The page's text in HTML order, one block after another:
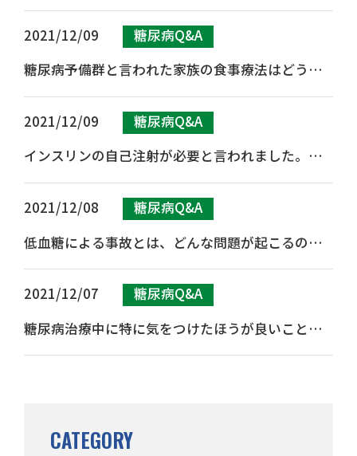
2021/12/09
糖尿病Q&A
糖尿病予備群と言われた家族の食事療法はどうし
たら良いのでしょうか
2021/12/09
糖尿病Q&A
インスリンの自己注射が必要と言われました。一
生続けないといけないのでしょうか
2021/12/08
糖尿病Q&A
低血糖による事故とは、どんな問題が起こるので
しょうか
2021/12/07
糖尿病Q&A
糖尿病治療中に特に気をつけたほうが良いことが
あれば教えてください
CATEGORY